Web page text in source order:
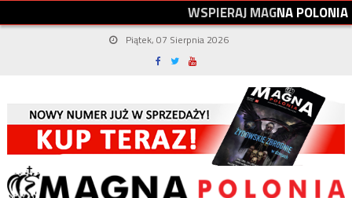
WSPIERAJMAGNAPOLONIA
Piątek, 07 Sierpnia 2026